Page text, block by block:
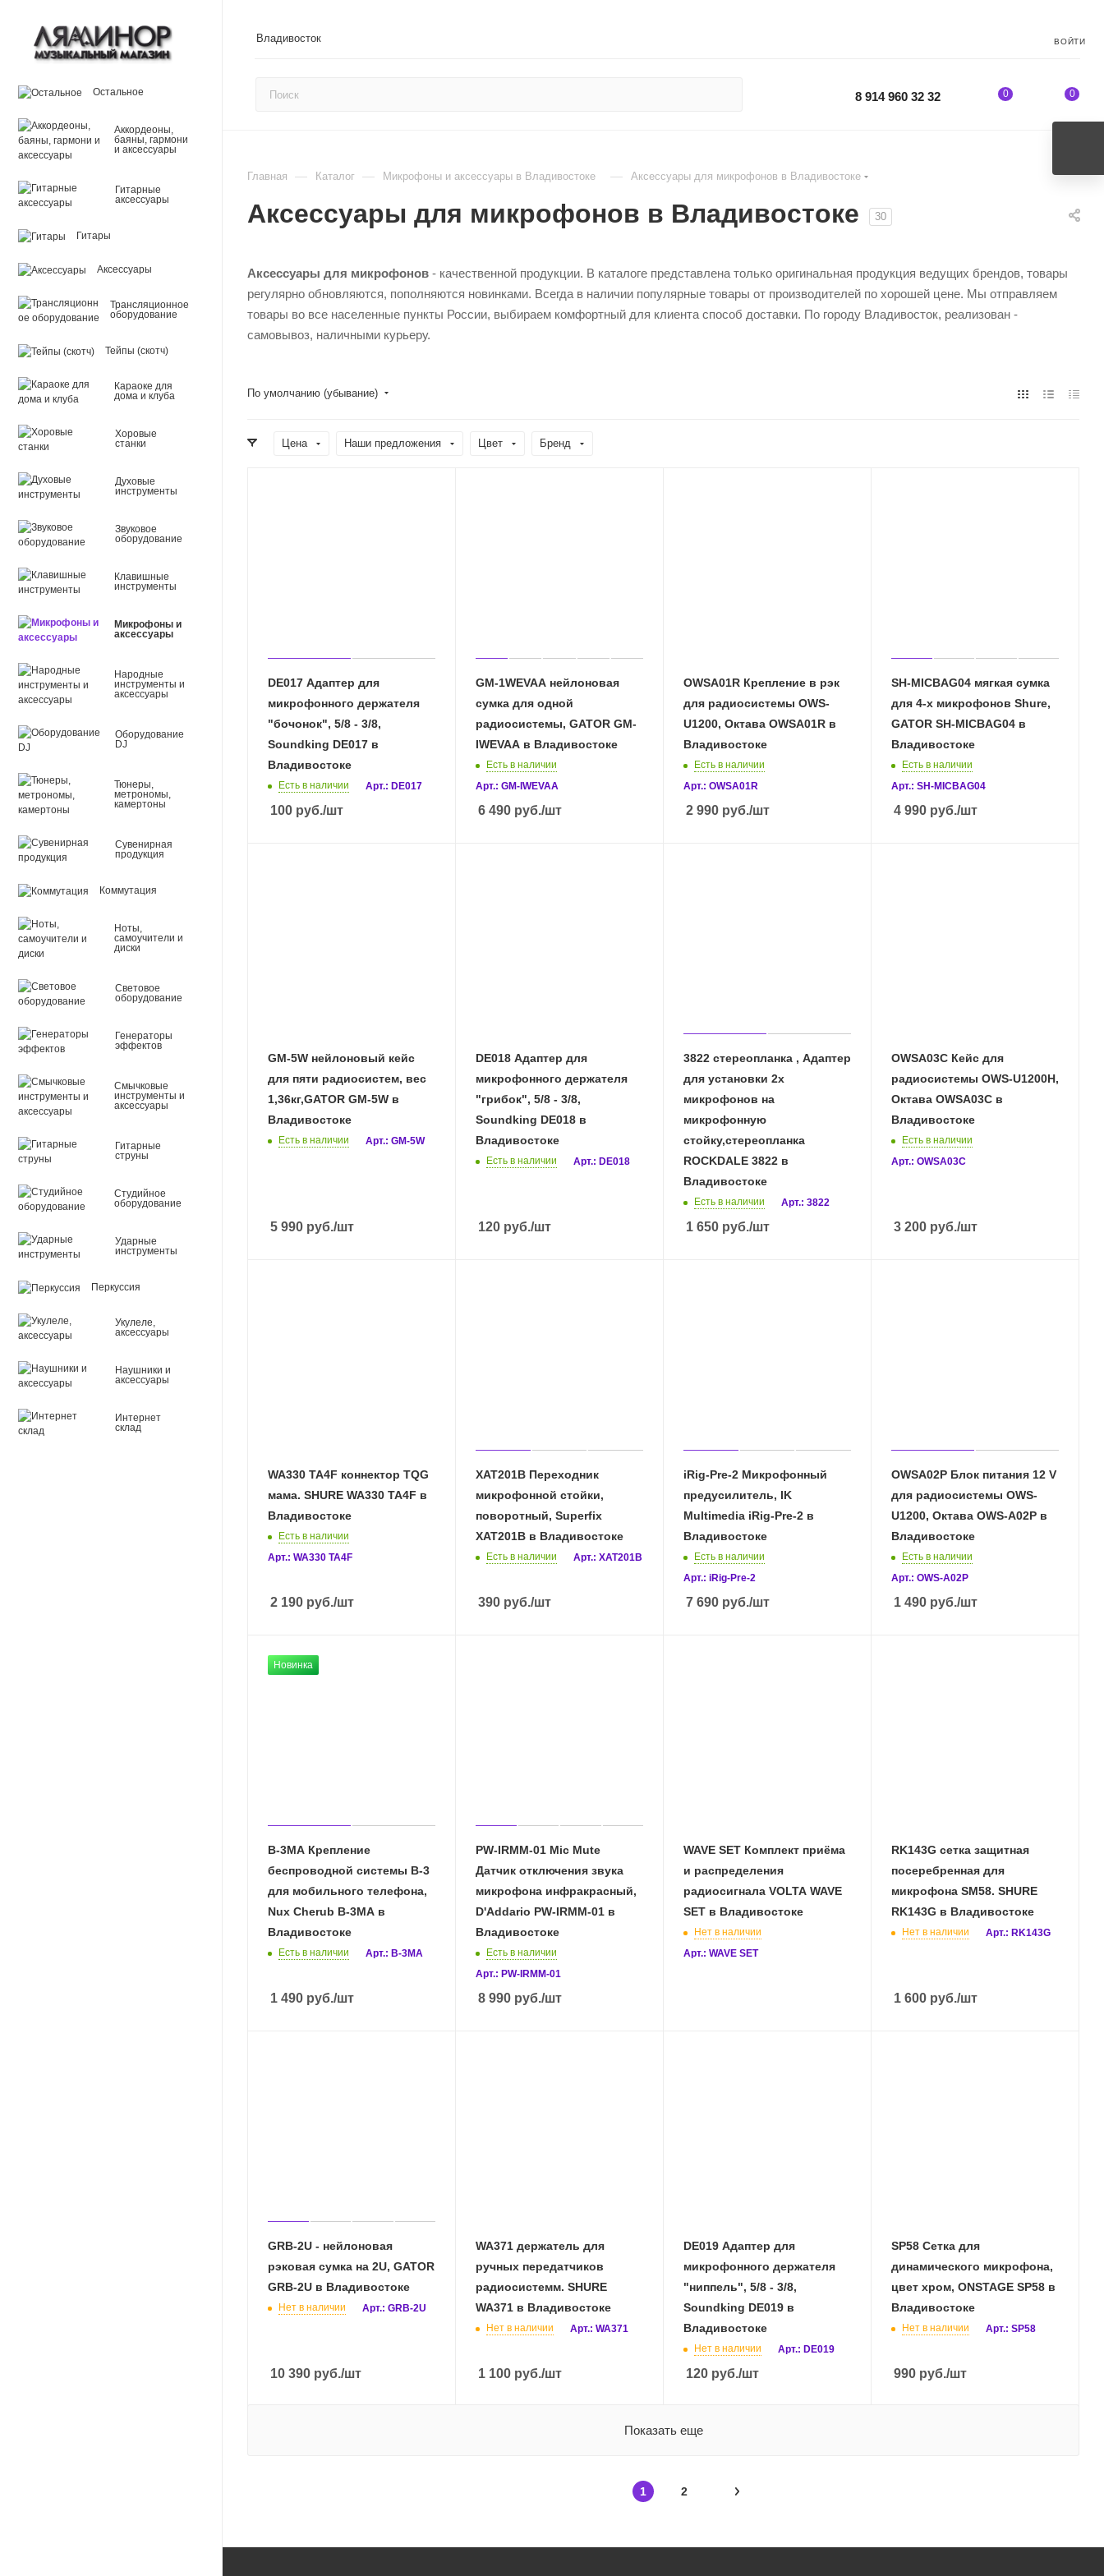
Владивосток ВОЙТИ
8 914 960 32 32 0 0
Остальное
Аккордеоны,
баяны, гармони
и аксессуары
Гитарные
аксессуары
Гитары
Аксессуары
Трансляционное
оборудование
Тейпы (скотч)
Караоке для
дома и клуба
Хоровые
станки
Духовые
инструменты
Звуковое
оборудование
Клавишные
инструменты
Микрофоны и
аксессуары
Народные
инструменты и
аксессуары
Оборудование
DJ
Тюнеры,
метрономы,
камертоны
Сувенирная
продукция
Коммутация
Ноты,
самоучители и
диски
Световое
оборудование
Генераторы
эффектов
Смычковые
инструменты и
аксессуары
Гитарные
струны
Студийное
оборудование
Ударные
инструменты
Перкуссия
Укулеле,
аксессуары
Наушники и
аксессуары
Интернет
склад
Главная — Каталог — Микрофоны и аксессуары в Владивостоке — Аксессуары для микрофонов в Владивостоке
Аксессуары для микрофонов в Владивостоке 30
Аксессуары для микрофонов - качественной продукции. В каталоге представлена только оригинальная продукция ведущих брендов, товары
регулярно обновляются, пополняются новинками. Всегда в наличии популярные товары от производителей по хорошей цене. Мы отправляем
товары во все населенные пункты России, выбираем комфортный для клиента способ доставки. По городу Владивосток, реализован -
самовывоз, наличными курьеру.
По умолчанию (убывание)
Цена Наши предложения Цвет Бренд
DE017 Адаптер для
микрофонного держателя
"бочонок", 5/8 - 3/8,
Soundking DE017 в
Владивостоке
Есть в наличии Арт.: DE017
100 руб./шт
GM-1WEVAA нейлоновая
сумка для одной
радиосистемы, GATOR GM-
IWEVAA в Владивостоке
Есть в наличии
Арт.: GM-IWEVAA
6 490 руб./шт
OWSA01R Крепление в рэк
для радиосистемы OWS-
U1200, Октава OWSA01R в
Владивостоке
Есть в наличии
Арт.: OWSA01R
2 990 руб./шт
SH-MICBAG04 мягкая сумка
для 4-х микрофонов Shure,
GATOR SH-MICBAG04 в
Владивостоке
Есть в наличии
Арт.: SH-MICBAG04
4 990 руб./шт
GM-5W нейлоновый кейс
для пяти радиосистем, вес
1,36кг,GATOR GM-5W в
Владивостоке
Есть в наличии Арт.: GM-5W
5 990 руб./шт
DE018 Адаптер для
микрофонного держателя
"грибок", 5/8 - 3/8,
Soundking DE018 в
Владивостоке
Есть в наличии Арт.: DE018
120 руб./шт
3822 стереопланка , Адаптер
для установки 2х
микрофонов на
микрофонную
стойку,стереопланка
ROCKDALE 3822 в
Владивостоке
Есть в наличии Арт.: 3822
1 650 руб./шт
OWSA03С Кейс для
радиосистемы OWS-U1200H,
Октава OWSA03С в
Владивостоке
Есть в наличии
Арт.: OWSA03С
3 200 руб./шт
WA330 TA4F коннектор TQG
мама. SHURE WA330 TA4F в
Владивостоке
Есть в наличии
Арт.: WA330 TA4F
2 190 руб./шт
XAT201B Переходник
микрофонной стойки,
поворотный, Superfix
XAT201B в Владивостоке
Есть в наличии Арт.: XAT201B
390 руб./шт
iRig-Pre-2 Микрофонный
предусилитель, IK
Multimedia iRig-Pre-2 в
Владивостоке
Есть в наличии
Арт.: iRig-Pre-2
7 690 руб./шт
OWSA02P Блок питания 12 V
для радиосистемы OWS-
U1200, Октава OWS-A02P в
Владивостоке
Есть в наличии
Арт.: OWS-A02P
1 490 руб./шт
Новинка
B-3MA Крепление
беспроводной системы B-3
для мобильного телефона,
Nux Cherub B-3MA в
Владивостоке
Есть в наличии Арт.: B-3MA
1 490 руб./шт
PW-IRMM-01 Mic Mute
Датчик отключения звука
микрофона инфракрасный,
D'Addario PW-IRMM-01 в
Владивостоке
Есть в наличии
Арт.: PW-IRMM-01
8 990 руб./шт
WAVE SET Комплект приёма
и распределения
радиосигнала VOLTA WAVE
SET в Владивостоке
Нет в наличии
Арт.: WAVE SET
RK143G сетка защитная
посеребренная для
микрофона SM58. SHURE
RK143G в Владивостоке
Нет в наличии Арт.: RK143G
1 600 руб./шт
GRB-2U - нейлоновая
рэковая сумка на 2U, GATOR
GRB-2U в Владивостоке
Нет в наличии Арт.: GRB-2U
10 390 руб./шт
WA371 держатель для
ручных передатчиков
радиосистемм. SHURE
WA371 в Владивостоке
Нет в наличии Арт.: WA371
1 100 руб./шт
DE019 Адаптер для
микрофонного держателя
"ниппель", 5/8 - 3/8,
Soundking DE019 в
Владивостоке
Нет в наличии Арт.: DE019
120 руб./шт
SP58 Сетка для
динамического микрофона,
цвет хром, ONSTAGE SP58 в
Владивостоке
Нет в наличии Арт.: SP58
990 руб./шт
Показать еще
1 2